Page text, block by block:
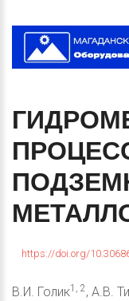
https://doi.org/
В.И. Голик1, 2, А.В.